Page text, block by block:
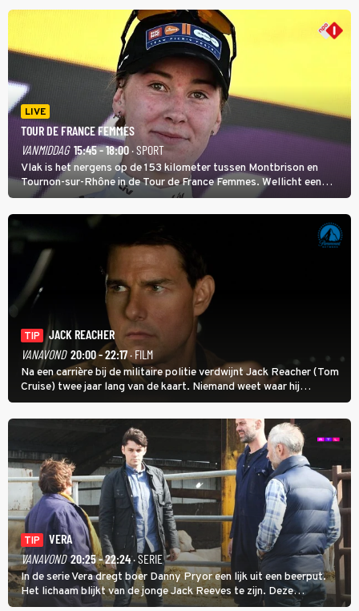
ligt. In de serie heerst er een gevaarlijke veeziekte.
LIVE
TOUR DE FRANCE FEMMES
VANMIDDAG 15:45 - 18:00· SPORT
Vlak is het nergens op de 153 kilometer tussen Montbrison en
Tournon-sur-Rhône in de Tour de France Femmes. Wellicht een
kans voor Nienke Vinke, die vorig jaar de witte trui won.
TIP
JACK REACHER
VANAVOND 20:00 - 22:17· FILM
Na een carrière bij de militaire politie verdwijnt Jack Reacher (Tom
Cruise) twee jaar lang van de kaart. Niemand weet waar hij
uithangt, totdat moordverdachte James Barr naar hem vraagt.
TIP
VERA
VANAVOND 20:25 - 22:24· SERIE
In de serie Vera dregt boer Danny Pryor een lijk uit een beerput.
Het lichaam blijkt van de jonge Jack Reeves te zijn. Deze
homoseksuele woonwagenbewoner had gebroken met zijn familie